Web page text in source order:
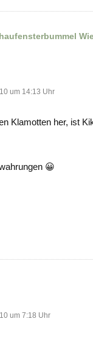
um 14:13 Uhr
Klamotten her, ist
😀
um 7:18 Uhr